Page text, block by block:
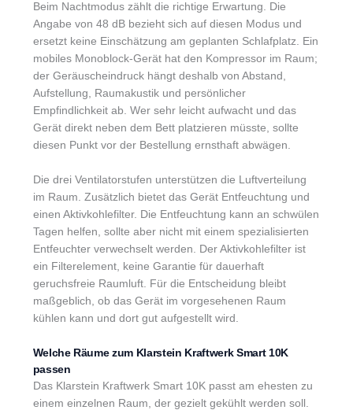
Beim Nachtmodus zählt die richtige Erwartung. Die
Angabe von 48 dB bezieht sich auf diesen Modus und
ersetzt keine Einschätzung am geplanten Schlafplatz. Ein
mobiles Monoblock-Gerät hat den Kompressor im Raum;
der Geräuscheindruck hängt deshalb von Abstand,
Aufstellung, Raumakustik und persönlicher
Empfindlichkeit ab. Wer sehr leicht aufwacht und das
Gerät direkt neben dem Bett platzieren müsste, sollte
diesen Punkt vor der Bestellung ernsthaft abwägen.
Die drei Ventilatorstufen unterstützen die Luftverteilung
im Raum. Zusätzlich bietet das Gerät Entfeuchtung und
einen Aktivkohlefilter. Die Entfeuchtung kann an schwülen
Tagen helfen, sollte aber nicht mit einem spezialisierten
Entfeuchter verwechselt werden. Der Aktivkohlefilter ist
ein Filterelement, keine Garantie für dauerhaft
geruchsfreie Raumluft. Für die Entscheidung bleibt
maßgeblich, ob das Gerät im vorgesehenen Raum
kühlen kann und dort gut aufgestellt wird.
Welche Räume zum Klarstein Kraftwerk Smart 10K
passen
Das Klarstein Kraftwerk Smart 10K passt am ehesten zu
einem einzelnen Raum, der gezielt gekühlt werden soll.